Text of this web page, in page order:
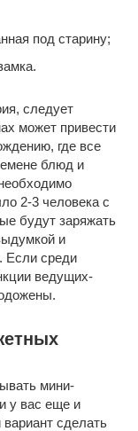
под старину;
следует
может привести
где все
блюд и
2-3 человека с
будут заряжать
и
Если среди
ведущих-
мини-
у вас еще и
сделать